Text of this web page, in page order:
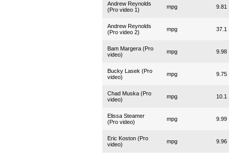
Andrew Reynolds
(Pro video 1)
mpg 9.81
Andrew Reynolds
(Pro video 2)
mpg 37.1
Bam Margera (Pro
video)
mpg 9.98
Bucky Lasek (Pro
video)
mpg 9.75
Chad Muska (Pro
video)
mpg 10.1
Elissa Steamer
(Pro video)
mpg 9.99
Eric Koston (Pro
video)
mpg 9.96